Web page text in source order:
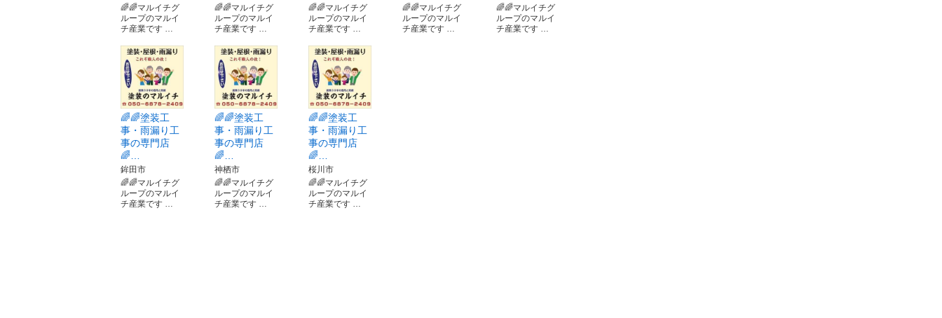
🌈🌈マルイチグ
ループのマルイ
チ産業です …
🌈🌈マルイチグ
ループのマルイ
チ産業です …
🌈🌈マルイチグ
ループのマルイ
チ産業です …
🌈🌈マルイチグ
ループのマルイ
チ産業です …
🌈🌈マルイチグ
ループのマルイ
チ産業です …
🌈🌈塗装工
事・雨漏り工
事の専門店
🌈…
鉾田市
🌈🌈マルイチグ
ループのマルイ
チ産業です …
🌈🌈塗装工
事・雨漏り工
事の専門店
🌈…
神栖市
🌈🌈マルイチグ
ループのマルイ
チ産業です …
🌈🌈塗装工
事・雨漏り工
事の専門店
🌈…
桜川市
🌈🌈マルイチグ
ループのマルイ
チ産業です …